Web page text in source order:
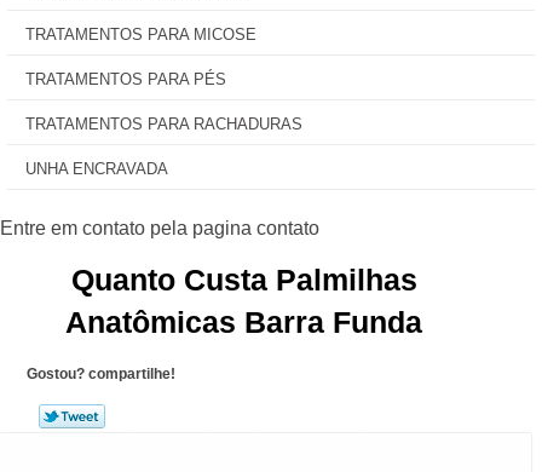
TRATAMENTOS PARA MICOSE
TRATAMENTOS PARA PÉS
TRATAMENTOS PARA RACHADURAS
UNHA ENCRAVADA
Quanto Custa Palmilhas
Anatômicas Barra Funda
Gostou? compartilhe!